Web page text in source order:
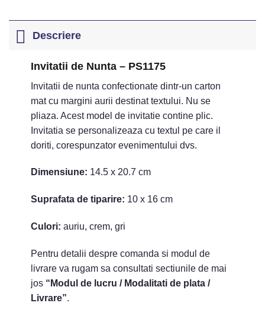
Descriere
Invitatii de Nunta – PS1175
Invitatii de nunta confectionate dintr-un carton
mat cu margini aurii destinat textului. Nu se
pliaza. Acest model de invitatie contine plic.
Invitatia se personalizeaza cu textul pe care il
doriti, corespunzator evenimentului dvs.
Dimensiune: 14.5 x 20.7 cm
Suprafata de tiparire: 10 x 16 cm
Culori: auriu, crem, gri
Pentru detalii despre comanda si modul de
livrare va rugam sa consultati sectiunile de mai
jos “Modul de lucru / Modalitati de plata /
Livrare”.